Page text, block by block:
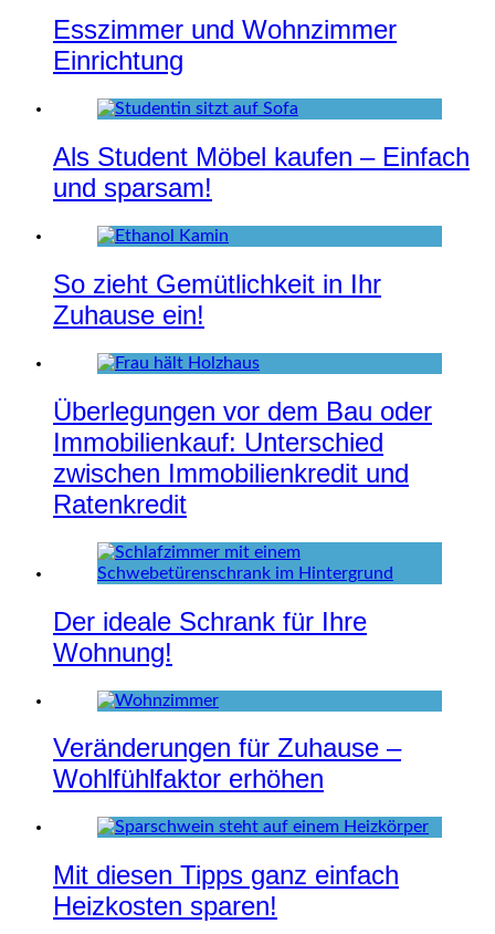
Esszimmer und Wohnzimmer
Einrichtung
Als Student Möbel kaufen – Einfach
und sparsam!
So zieht Gemütlichkeit in Ihr
Zuhause ein!
Überlegungen vor dem Bau oder
Immobilienkauf: Unterschied
zwischen Immobilienkredit und
Ratenkredit
Der ideale Schrank für Ihre
Wohnung!
Veränderungen für Zuhause –
Wohlfühlfaktor erhöhen
Mit diesen Tipps ganz einfach
Heizkosten sparen!